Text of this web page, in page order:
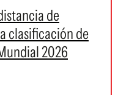
de
clasificación de
2026